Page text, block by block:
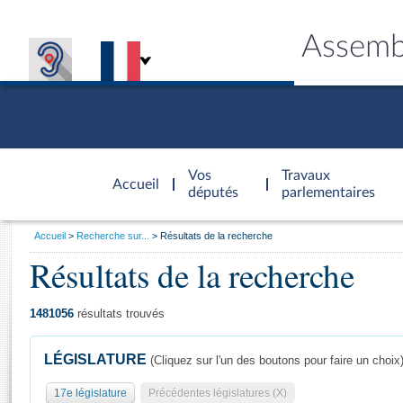
Accueil
d'accueil
Vos
députés
Travaux
parlementaires
Général
Vous
Accueil Recherche sur... Résultats de la recherche
Résultats de la recherche
1481056 résultats trouvés
LÉGISLATURE (Cliquez sur l'un des boutons pour faire un choix)
17e législature Précédentes législatures (X)